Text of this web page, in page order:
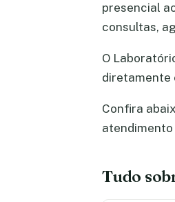
presencial
consultas,
O
diretamente
Confira
atendimento
Tudo